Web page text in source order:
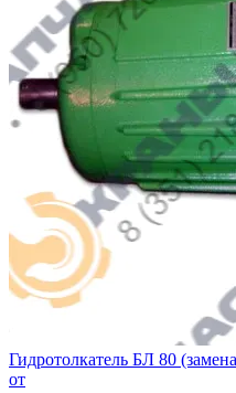
Гидротолкатель БЛ 80
от